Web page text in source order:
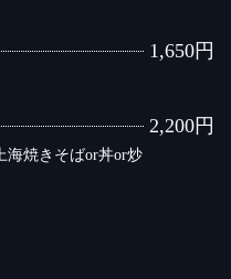
1,650円
2,200円
海焼きそばor丼or炒